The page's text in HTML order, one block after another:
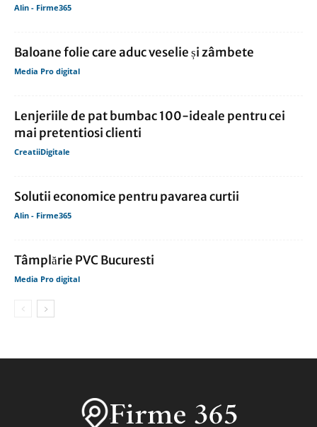
Alin - Firme365
Baloane folie care aduc veselie și zâmbete
Media Pro digital
Lenjeriile de pat bumbac 100-ideale pentru cei
mai pretentiosi clienti
CreatiiDigitale
Solutii economice pentru pavarea curtii
Alin - Firme365
Tâmplărie PVC Bucuresti
Media Pro digital